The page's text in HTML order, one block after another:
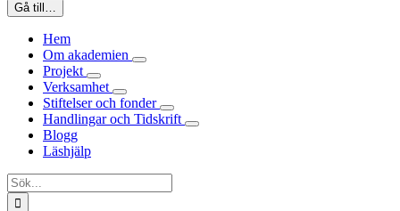
Gå till…
Hem
Om akademien
Projekt
Verksamhet
Stiftelser och fonder
Handlingar och Tidskrift
Blogg
Läshjälp
Sök
efter: